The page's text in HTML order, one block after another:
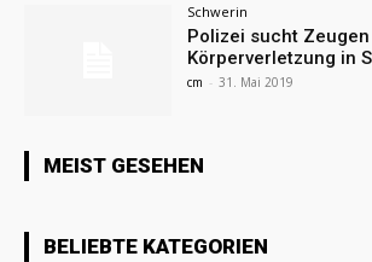
Schwerin
Polizei sucht
Körperverletzung in
cm - 31. Mai 2019
MEIST GESEHEN
BELIEBTE KATEGORIEN